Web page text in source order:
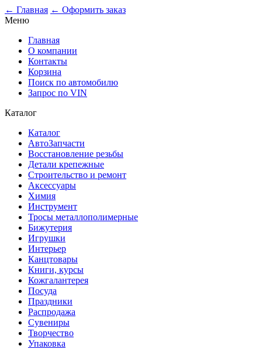
← Главная ← Оформить заказ
Меню
Главная
О компании
Контакты
Корзина
Поиск по автомобилю
Запрос по VIN
Каталог
Каталог
АвтоЗапчасти
Восстановление резьбы
Детали крепежные
Строительство и ремонт
Аксессуары
Химия
Инструмент
Тросы металлополимерные
Бижутерия
Игрушки
Интерьер
Канцтовары
Книги, курсы
Кожгалантерея
Посуда
Праздники
Распродажа
Сувениры
Творчество
Упаковка